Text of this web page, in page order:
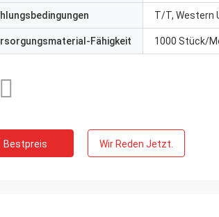
T/T, Western
Fähigkeit 1000 Stück/
Bestpreis Wir Reden Jetzt.